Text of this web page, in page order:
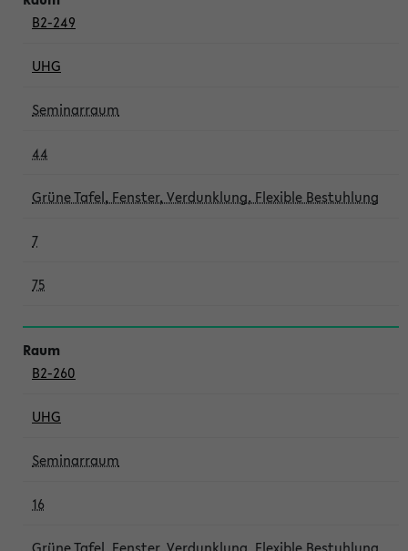
B2-249
UHG
Seminarraum
44
Grüne Tafel, Fenster, Verdunklung, Flexible Bestuhlung
7
75
B2-260
UHG
Seminarraum
16